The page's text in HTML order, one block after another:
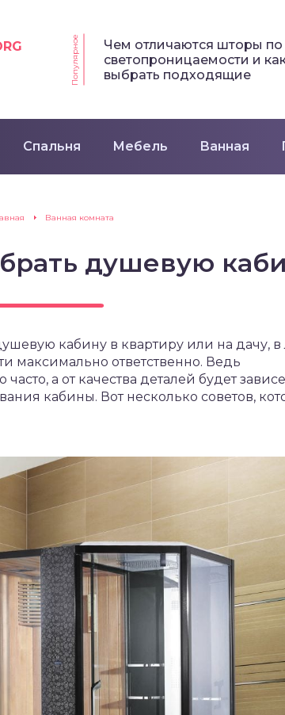
Популярное
Чем отличаются шторы по
светопроницаемости и
выбрать подходящие
Спальня Мебель Ванная
Ванная комната
душевую
кабину в квартиру или на дачу,
максимально ответственно. Ведь
а от качества деталей будет
кабины. Вот несколько советов,